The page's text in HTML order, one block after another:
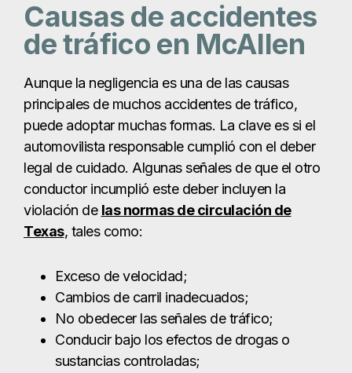
conductor incumplió este deber incluyen la
violación delas normas de circulación de
Texas
, tales como:
Exceso de velocidad;
Cambios de carril inadecuados;
No obedecer las señales de tráfico;
Conducir bajo los efectos de drogas o
sustancias controladas;
No utilizar los intermitentes al girar;
Pasar en zona prohibida;
teléfono móvil;
No ceder el paso; y,
Muchos más.
Sin embargo, la negligencia también puede ser un